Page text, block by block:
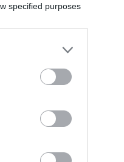
specified purposes